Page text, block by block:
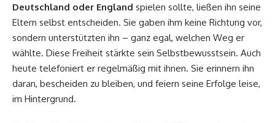
Deutschland oder England spielen sollte, ließen ihn seine
Eltern selbst entscheiden. Sie gaben ihm keine Richtung vor,
sondern unterstützten ihn – ganz egal, welchen Weg er
wählte. Diese Freiheit stärkte sein Selbstbewusstsein. Auch
heute telefoniert er regelmäßig mit ihnen. Sie erinnern ihn
daran, bescheiden zu bleiben, und feiern seine Erfolge leise,
im Hintergrund.